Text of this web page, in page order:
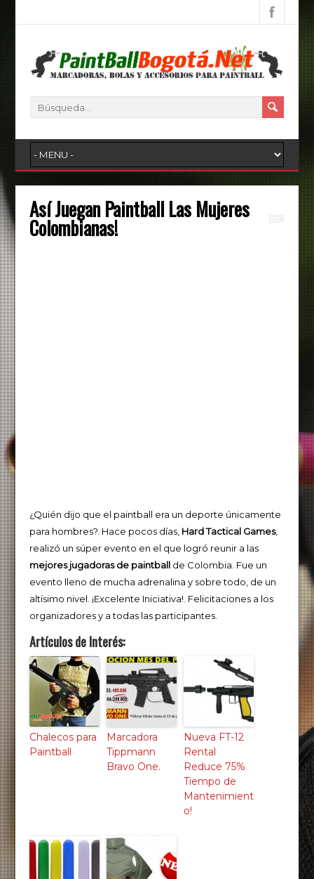
Así Juegan Paintball Las Mujeres
Colombianas!
¿Quién dijo que el paintball era un deporte únicamente
para hombres?. Hace pocos días, Hard Tactical Games,
realizó un súper evento en el que logró reunir a las
mejores jugadoras de paintball de Colombia. Fue un
evento lleno de mucha adrenalina y sobre todo, de un
altísimo nivel. ¡Excelente Iniciativa!. Felicitaciones a los
organizadores y a todas las participantes.
Artículos de Interés:
Chalecos para
Paintball
Marcadora
Tippmann
Bravo One.
Nueva FT-12
Rental
Reduce 75%
Tiempo de
Mantenimient
o!